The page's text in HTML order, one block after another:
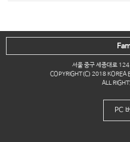
서울 중구 세종대로
COPYRIGHT(C) 2018 KOREA
ALL
PC